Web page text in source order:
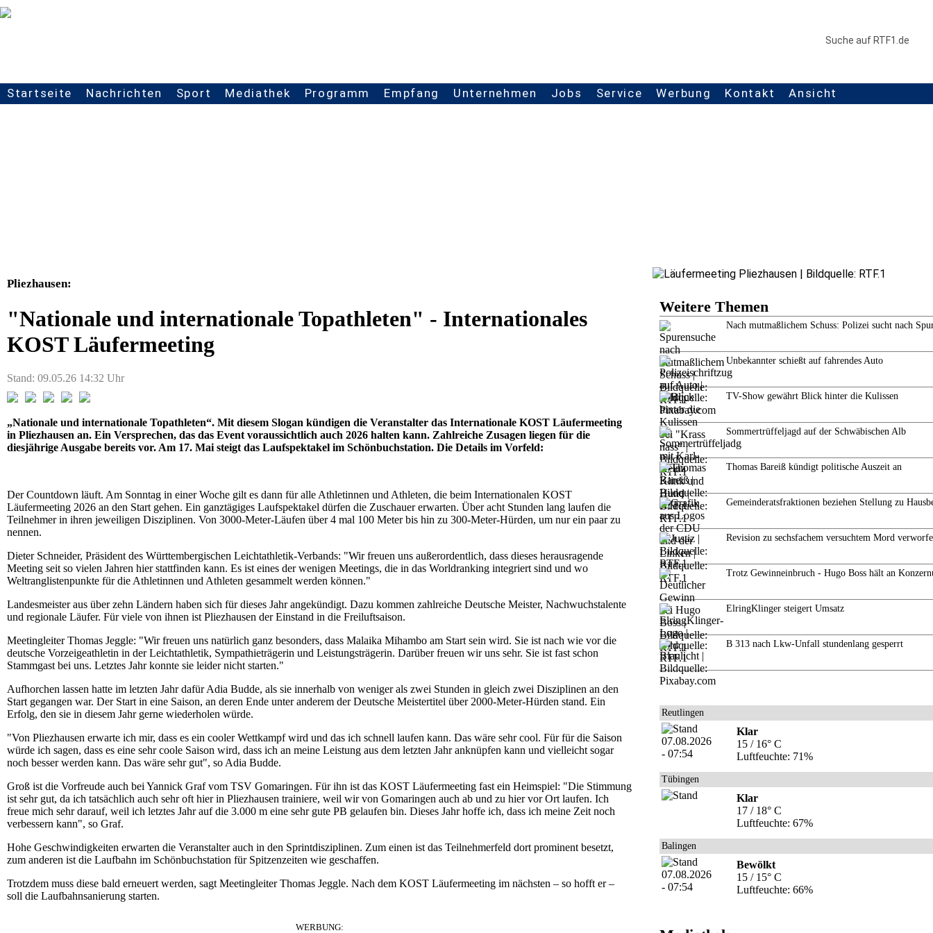
Seitennavigation
Startseite Nachrichten Sport Mediathek Programm Empfang Unternehmen Jobs Service Werbung Kontakt Ansicht
Pliezhausen:
"Nationale und internationale Topathleten" - Internationales
KOST Läufermeeting
Stand: 09.05.26 14:32 Uhr
„Nationale und internationale Topathleten“. Mit diesem Slogan kündigen die Veranstalter das Internationale KOST Läufermeeting
in Pliezhausen an. Ein Versprechen, das das Event voraussichtlich auch 2026 halten kann. Zahlreiche Zusagen liegen für die
diesjährige Ausgabe bereits vor. Am 17. Mai steigt das Laufspektakel im Schönbuchstation. Die Details im Vorfeld:
Der Countdown läuft. Am Sonntag in einer Woche gilt es dann für alle Athletinnen und Athleten, die beim Internationalen KOST
Läufermeeting 2026 an den Start gehen. Ein ganztägiges Laufspektakel dürfen die Zuschauer erwarten. Über acht Stunden lang laufen die
Teilnehmer in ihren jeweiligen Disziplinen. Von 3000-Meter-Läufen über 4 mal 100 Meter bis hin zu 300-Meter-Hürden, um nur ein paar zu
nennen.
Dieter Schneider, Präsident des Württembergischen Leichtathletik-Verbands: "Wir freuen uns außerordentlich, dass dieses herausragende
Meeting seit so vielen Jahren hier stattfinden kann. Es ist eines der wenigen Meetings, die in das Worldranking integriert sind und wo
Weltranglistenpunkte für die Athletinnen und Athleten gesammelt werden können."
Landesmeister aus über zehn Ländern haben sich für dieses Jahr angekündigt. Dazu kommen zahlreiche Deutsche Meister, Nachwuchstalente
und regionale Läufer. Für viele von ihnen ist Pliezhausen der Einstand in die Freiluftsaison.
Meetingleiter Thomas Jeggle: "Wir freuen uns natürlich ganz besonders, dass Malaika Mihambo am Start sein wird. Sie ist nach wie vor die
deutsche Vorzeigeathletin in der Leichtathletik, Sympathieträgerin und Leistungsträgerin. Darüber freuen wir uns sehr. Sie ist fast schon
Stammgast bei uns. Letztes Jahr konnte sie leider nicht starten."
Aufhorchen lassen hatte im letzten Jahr dafür Adia Budde, als sie innerhalb von weniger als zwei Stunden in gleich zwei Disziplinen an den
Start gegangen war. Der Start in eine Saison, an deren Ende unter anderem der Deutsche Meistertitel über 2000-Meter-Hürden stand. Ein
Erfolg, den sie in diesem Jahr gerne wiederholen würde.
"Von Pliezhausen erwarte ich mir, dass es ein cooler Wettkampf wird und das ich schnell laufen kann. Das wäre sehr cool. Für für die Saison
würde ich sagen, dass es eine sehr coole Saison wird, dass ich an meine Leistung aus dem letzten Jahr anknüpfen kann und vielleicht sogar
noch besser werden kann. Das wäre sehr gut", so Adia Budde.
Groß ist die Vorfreude auch bei Yannick Graf vom TSV Gomaringen. Für ihn ist das KOST Läufermeeting fast ein Heimspiel: "Die Stimmung
ist sehr gut, da ich tatsächlich auch sehr oft hier in Pliezhausen trainiere, weil wir von Gomaringen auch ab und zu hier vor Ort laufen. Ich
freue mich sehr darauf, weil ich letztes Jahr auf die 3.000 m eine sehr gute PB gelaufen bin. Dieses Jahr hoffe ich, dass ich meine Zeit noch
verbessern kann", so Graf.
Hohe Geschwindigkeiten erwarten die Veranstalter auch in den Sprintdisziplinen. Zum einen ist das Teilnehmerfeld dort prominent besetzt,
zum anderen ist die Laufbahn im Schönbuchstation für Spitzenzeiten wie geschaffen.
Trotzdem muss diese bald erneuert werden, sagt Meetingleiter Thomas Jeggle. Nach dem KOST Läufermeeting im nächsten – so hofft er –
soll die Laufbahnsanierung starten.
WERBUNG:
Weitere Themen
Nach mutmaßlichem Schuss: Polizei sucht nach
Unbekannter schießt auf fahrendes Auto
TV-Show gewährt Blick hinter die Kulissen
Sommertrüffeljagd auf der Schwäbischen Alb
Thomas Bareiß kündigt politische Auszeit an
Gemeinderatsfraktionen beziehen Stellung zu
Revision zu sechsfachem versuchtem Mord
Trotz Gewinneinbruch - Hugo Boss hält an
ElringKlinger steigert Umsatz
B 313 nach Lkw-Unfall stundenlang gesperrt
Reutlingen
Klar
15 / 16° C
Luftfeuchte: 71%
Tübingen
Klar
17 / 18° C
Luftfeuchte: 67%
Balingen
Bewölkt
15 / 15° C
Luftfeuchte: 66%